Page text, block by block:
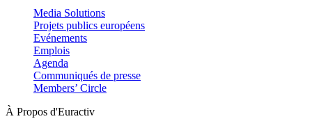
Media Solutions
Projets publics européens
Evénements
Emplois
Agenda
Communiqués de presse
Members’ Circle
À Propos d'Euractiv